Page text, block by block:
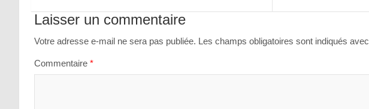
de
l’article
Laisser un commentaire
Votre adresse e-mail ne sera pas publiée. Les champs obligatoires sont indiqués avec
Commentaire *